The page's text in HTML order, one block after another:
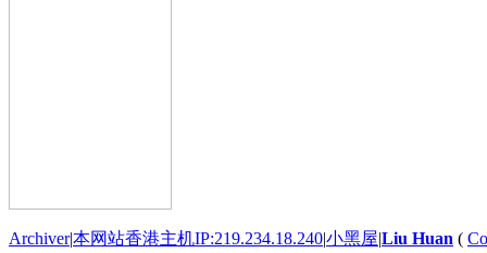
Archiver|本网站香港主机IP:219.234.18.240|小黑屋|Liu Huan (